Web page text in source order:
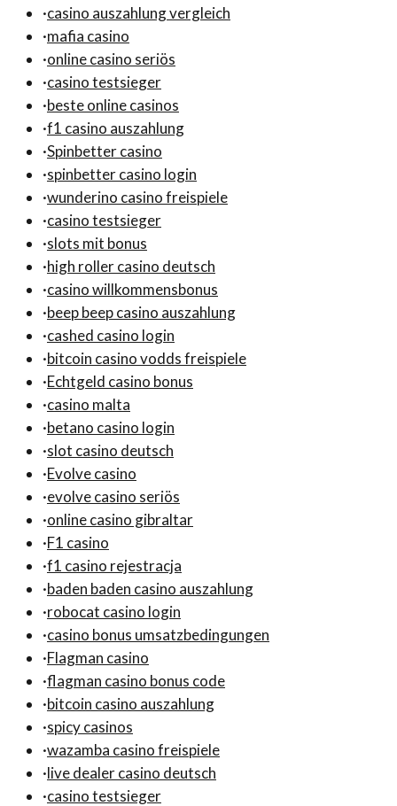
·casino auszahlung vergleich
·mafia casino
·online casino seriös
·casino testsieger
·beste online casinos
·f1 casino auszahlung
·Spinbetter casino
·spinbetter casino login
·wunderino casino freispiele
·casino testsieger
·slots mit bonus
·high roller casino deutsch
·casino willkommensbonus
·beep beep casino auszahlung
·cashed casino login
·bitcoin casino vodds freispiele
·Echtgeld casino bonus
·casino malta
·betano casino login
·slot casino deutsch
·Evolve casino
·evolve casino seriös
·online casino gibraltar
·F1 casino
·f1 casino rejestracja
·baden baden casino auszahlung
·robocat casino login
·casino bonus umsatzbedingungen
·Flagman casino
·flagman casino bonus code
·bitcoin casino auszahlung
·spicy casinos
·wazamba casino freispiele
·live dealer casino deutsch
·casino testsieger